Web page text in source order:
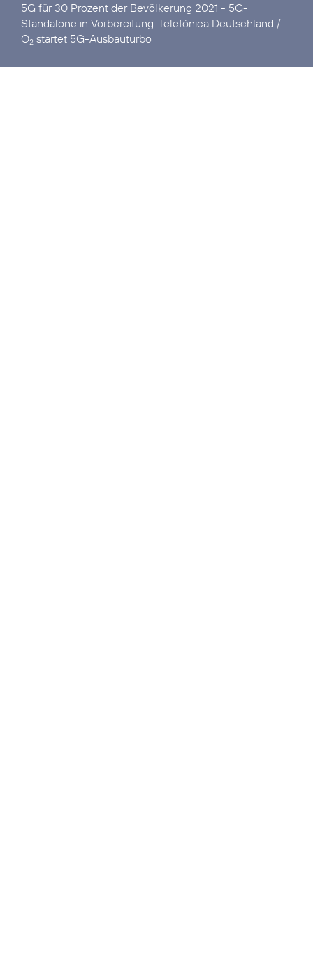
5G für 30 Prozent der Bevölkerung 2021 - 5G-
Standalone in Vorbereitung: Telefónica Deutschland /
O2 startet 5G-Ausbauturbo